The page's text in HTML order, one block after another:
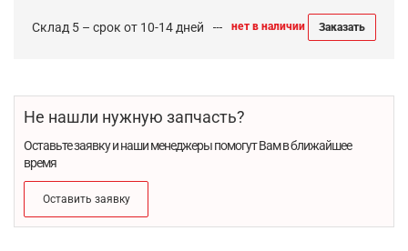
Склад 5 – срок от 10-14 дней нет в наличии Заказать
Не нашли нужную запчасть?
Оставьте заявку и наши менеджеры помогут Вам в ближайшее
время
Оставить заявку